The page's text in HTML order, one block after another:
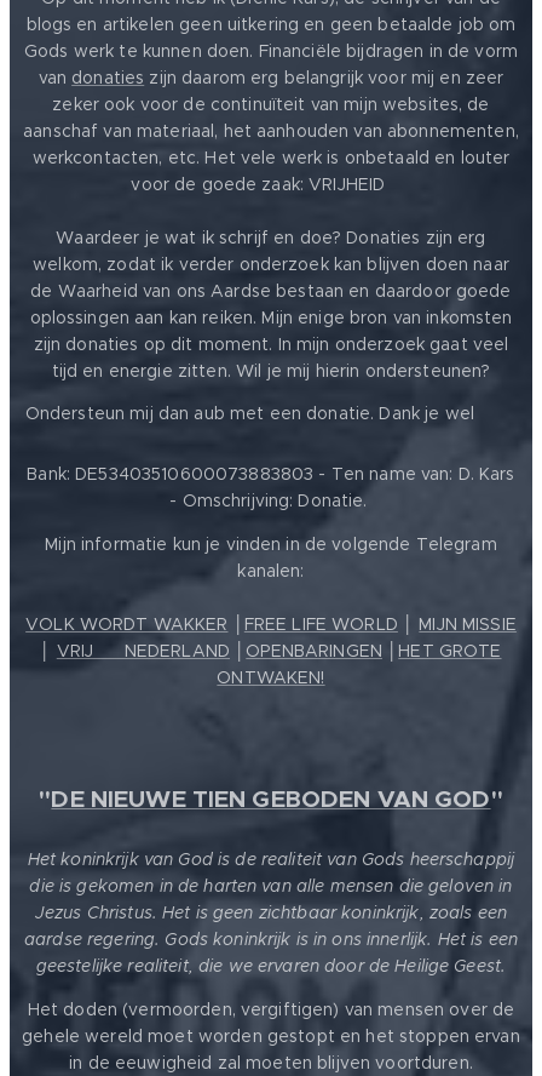
blogs en artikelen geen uitkering en geen betaalde job om
Gods werk te kunnen doen. Financiële bijdragen in de vorm
van donaties zijn daarom erg belangrijk voor mij en zeer
zeker ook voor de continuïteit van mijn websites, de
aanschaf van materiaal, het aanhouden van abonnementen,
werkcontacten, etc. Het vele werk is onbetaald en louter
voor de goede zaak: VRIJHEID ❤️
Waardeer je wat ik schrijf en doe? Donaties zijn erg
welkom, zodat ik verder onderzoek kan blijven doen naar
de Waarheid van ons Aardse bestaan en daardoor goede
oplossingen aan kan reiken. Mijn enige bron van inkomsten
zijn donaties op dit moment. In mijn onderzoek gaat veel
tijd en energie zitten. Wil je mij hierin ondersteunen?
Ondersteun mij dan aub met een donatie. Dank je wel
Bank: DE53403510600073883803 - Ten name van: D. Kars
- Omschrijving: Donatie.
Mijn informatie kun je vinden in de volgende Telegram
kanalen:
VOLK WORDT WAKKER FREE LIFE WORLD
MIJN MISSIE
VRIJ ❤️ NEDERLAND OPENBARINGEN
HET GROTE
ONTWAKEN!
"DE NIEUWE TIEN GEBODEN VAN GOD"
Het koninkrijk van God is de realiteit van Gods heerschappij
die is gekomen in de harten van alle mensen die geloven in
Jezus Christus. Het is geen zichtbaar koninkrijk, zoals een
aardse regering. Gods koninkrijk is in ons innerlijk. Het is een
geestelijke realiteit, die we ervaren door de Heilige Geest.
Het doden (vermoorden, vergiftigen) van mensen over de
gehele wereld moet worden gestopt en het stoppen ervan
in de eeuwigheid zal moeten blijven voortduren.